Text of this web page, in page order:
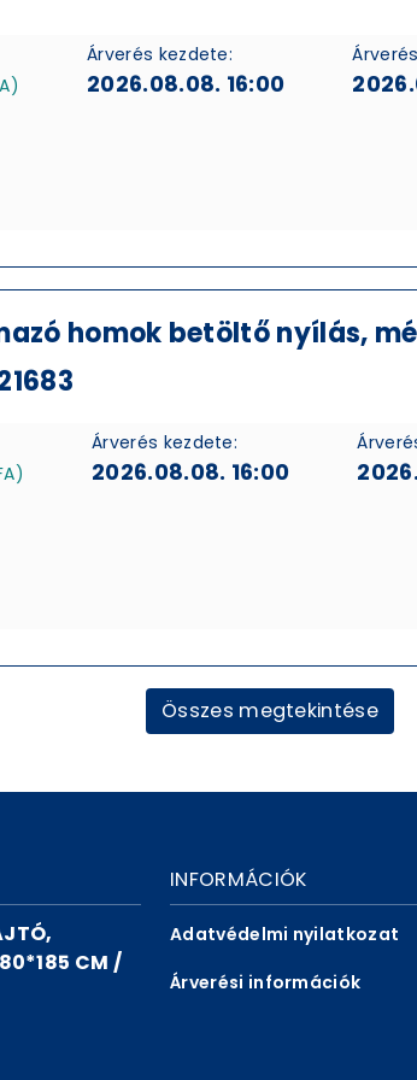
Árverés kezdete:
2026.08.08. 16:00
homok betöltő nyílás,
Árverés kezdete:
2026.08.08. 16:00
Összes megtekintése
CM /
INFORMÁCIÓK
Adatvédelmi nyilatkozat
Árverési információk